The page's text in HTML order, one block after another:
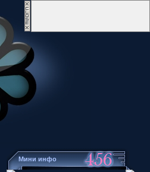
Мини инфо